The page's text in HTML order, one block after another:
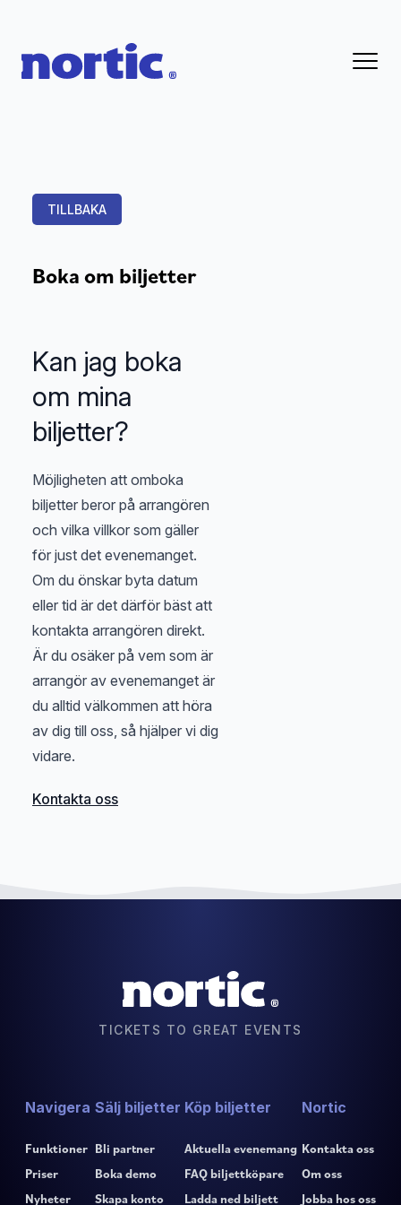
TILLBAKA
Boka om biljetter
Kan jag boka
om mina
biljetter?
Möjligheten att omboka
biljetter beror på arrangören
och vilka villkor som gäller
för just det evenemanget.
Om du önskar byta datum
eller tid är det därför bäst att
kontakta arrangören direkt.
Är du osäker på vem som är
arrangör av evenemanget är
du alltid välkommen att höra
av dig till oss, så hjälper vi dig
vidare.
Kontakta oss
TICKETS TO GREAT EVENTS
Navigera
Funktioner
Priser
Nyheter
Sälj biljetter
Bli partner
Boka demo
Skapa konto
Köp biljetter
Aktuella evenemang
FAQ biljettköpare
Ladda ned biljett
Nortic
Kontakta oss
Om oss
Jobba hos oss